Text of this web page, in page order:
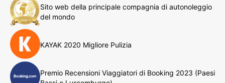
Sito web della principale compagnia di autonoleggio
del mondo
KAYAK 2020 Migliore Pulizia
Premio Recensioni Viaggiatori di Booking 2023 (Paesi